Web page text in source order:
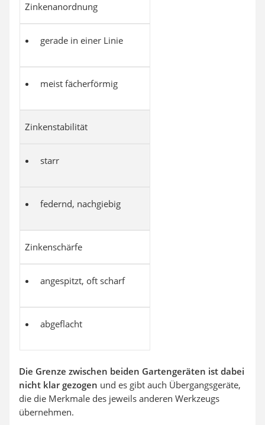
Zinkenanordnung
gerade in einer Linie
meist fächerförmig
Zinkenstabilität
starr
federnd, nachgiebig
Zinkenschärfe
angespitzt, oft scharf
abgeflacht
Die Grenze zwischen beiden Gartengeräten ist dabei
nicht klar gezogen und es gibt auch Übergangsgeräte,
die die Merkmale des jeweils anderen Werkzeugs
übernehmen.